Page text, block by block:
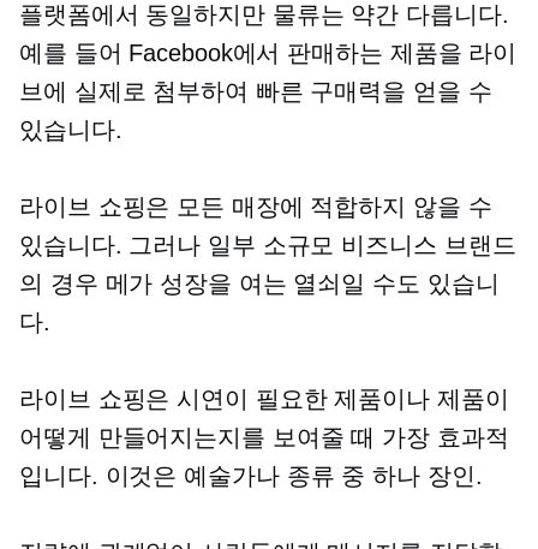
플랫폼에서 동일하지만 물류는 약간 다릅니다.
예를 들어 Facebook에서 판매하는 제품을 라이
브에 실제로 첨부하여 빠른 구매력을 얻을 수
있습니다.
라이브 쇼핑은 모든 매장에 적합하지 않을 수
있습니다. 그러나 일부 소규모 비즈니스 브랜드
의 경우 메가 성장을 여는 열쇠일 수도 있습니
다.
라이브 쇼핑은 시연이 필요한 제품이나 제품이
어떻게 만들어지는지를 보여줄 때 가장 효과적
입니다. 이것은 예술가나 종류 중 하나장인.